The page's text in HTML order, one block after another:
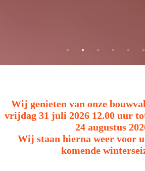
Wij genieten van onze
vrijdag 31 juli 2026 12.00 uur
24 augustus
Wij staan hierna weer voor
komende